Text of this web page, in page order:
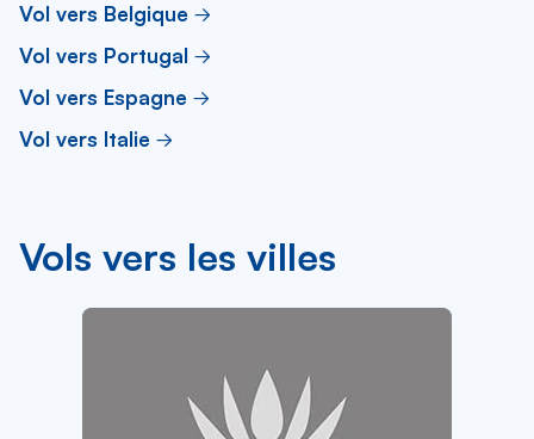
Vol vers Belgique
Vol vers Portugal
Vol vers Espagne
Vol vers Italie
Vols vers les villes